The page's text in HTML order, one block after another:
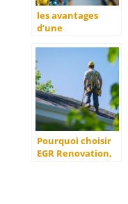
les avantages
d’une
complète pour vos
projets de
construction
Pourquoi choisir
EGR Renovation,